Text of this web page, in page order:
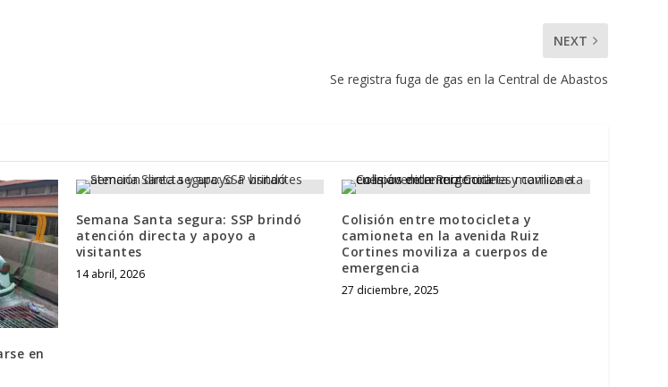
NEXT
Se registra fuga de gas en la Central de Abastos
en
Semana Santa segura: SSP brindó
atención directa y apoyo a
visitantes
14 abril, 2026
Colisión entre motocicleta y
camioneta en la avenida Ruiz
Cortines moviliza a cuerpos de
emergencia
27 diciembre, 2025